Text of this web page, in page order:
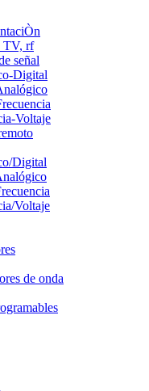
TV, rf
señal
Digital
Voltaje
Digital
Voltaje
de onda